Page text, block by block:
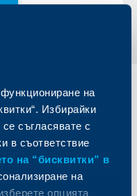
на
Избирайки
съгласявате с
в съответствие
на “бисквитки” в
на
опцията
на парични средства
финансиране